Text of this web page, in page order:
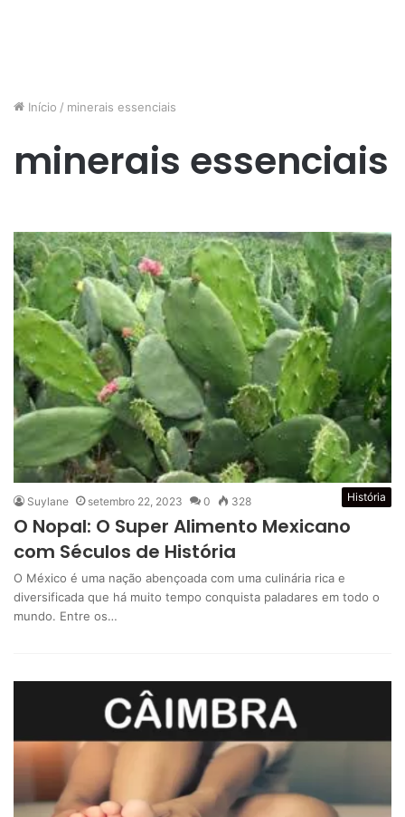
Início / minerais essenciais
minerais essenciais
História
Suylane setembro 22, 2023 0 328
O Nopal: O Super Alimento Mexicano
com Séculos de História
O México é uma nação abençoada com uma culinária rica e
diversificada que há muito tempo conquista paladares em todo o
mundo. Entre os…